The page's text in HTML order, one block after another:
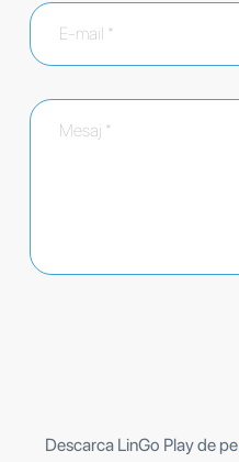
Descarca LinGo Play de pe